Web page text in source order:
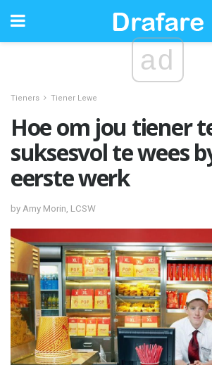
ad
Tieners Tiener Lewe
Hoe om jou tiener
suksesvol te wees
eerste werk
by Amy Morin, LCSW